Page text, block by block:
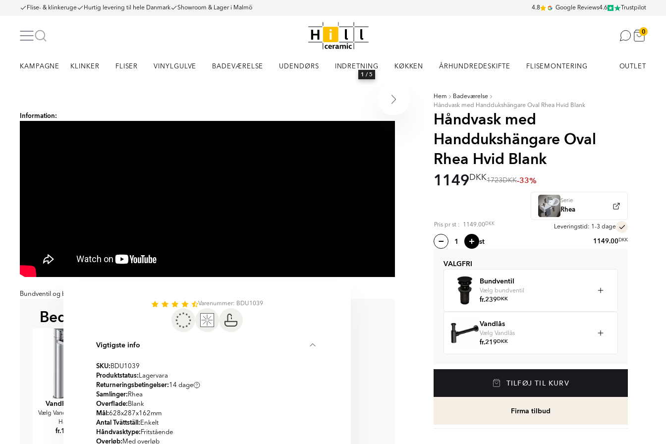
Flise- & klinkeruge Hurtig levering til hele Danmark Showroom & Lager i Malmö 4.8 Google Reviews4.6 Trustpilot
0
KAMPAGNE KLINKER FLISER VINYLGULVE BADEVÆRELSE UDENDØRS INDRETNING KØKKEN ÅRHUNDREDESKIFTE FLISEMONTERING OUTLET
1 / 5
Hem
Badeværelse
Håndvask med Handdukshängare Oval Rhea Hvid Blank
Håndvask med
Handdukshängare Oval
Rhea Hvid Blank
1149DKK1723DKK-33%
Serie
Rhea
Pris prst : 1149.00DKK
Leveringstid: 1-3 dage
st 1149.00DKK
VALGFRI
Bundventil
Vælg bundventil
fr.239DKK
Vandlås
Vælg Vandlås
fr.219DKK
TILFØJ TIL KURV
Firma tilbud
Information:
Bundventil og blandingsbatteri medfølger ikke
Bedre sammen BEDST AT KOMBINERE MED
Vandhane Krom
Vælg Vandhane i Krom til
Håndvask
fr.1139
Vandhane Sort
Vælg Sort Vandhane til
Håndvask
fr.1249DKK
Varenummer: BDU1039
Vigtigste info
SKU: BDU1039
Produktstatus: Lagervara
Returneringsbetingelser:14 dage
Samlinger: Rhea
Overflade: Blank
Mål:628x287x162mm
Antal Tvättställ: Enkelt
Håndvasktype: Fritstående
Overløb: Med overløb